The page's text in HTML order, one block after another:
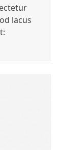
lacus